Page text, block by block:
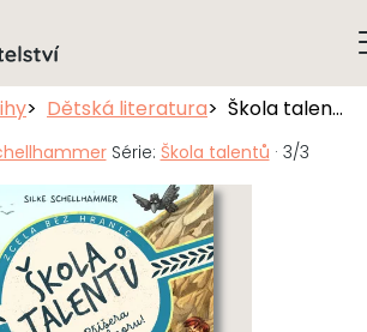
Dětská literatura Škola talentů: Příšera na obzoru!
Série: Škola talentů · 3/3